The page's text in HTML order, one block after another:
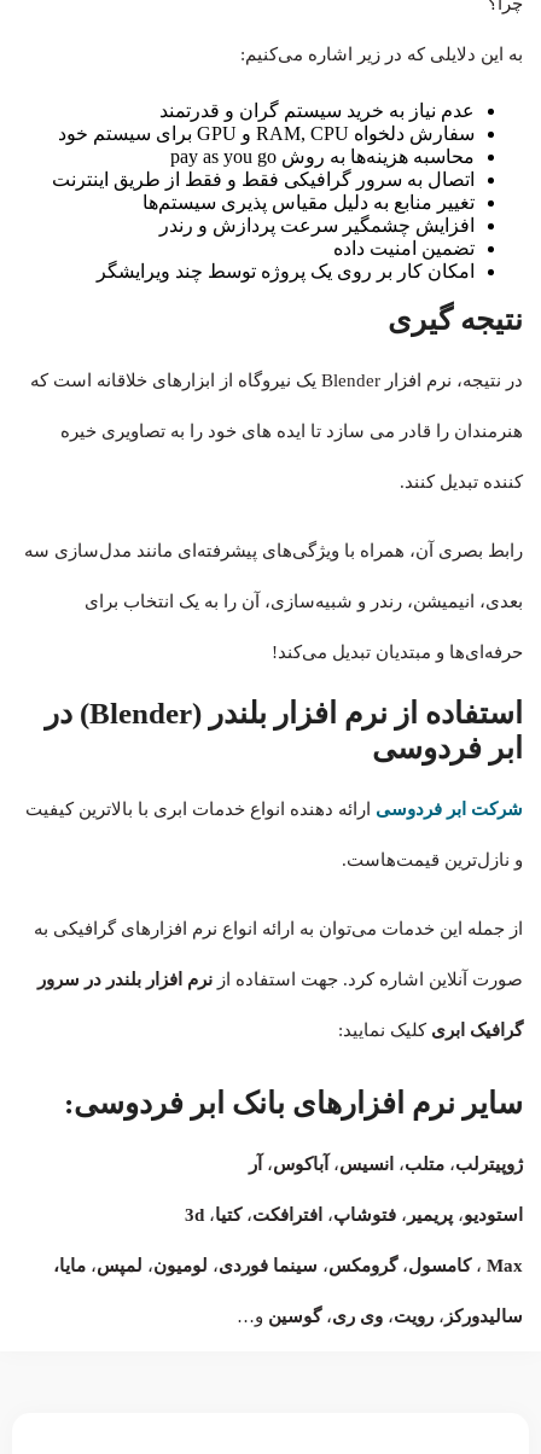
به این دلایلی که در زیر اشاره می‌کنیم:
عدم نیاز به خرید سیستم گران و قدرتمند
سفارش دلخواه RAM, CPU و GPU برای سیستم خود
محاسبه هزینه‌ها به روش pay as you go
اتصال به سرور گرافیکی فقط و فقط از طریق اینترنت
تغییر منابع به دلیل مقیاس پذیری سیستم‌ها
افزایش چشمگیر سرعت پردازش و رندر
تضمین امنیت داده
امکان کار بر روی یک پروژه توسط چند ویرایشگر
نتیجه گیری
در نتیجه، نرم افزار Blender یک نیروگاه از ابزارهای خلاقانه است که
هنرمندان را قادر می سازد تا ایده های خود را به تصاویری خیره
کننده تبدیل کنند.
رابط بصری آن، همراه با ویژگی‌های پیشرفته‌ای مانند مدل‌سازی سه
بعدی، انیمیشن، رندر و شبیه‌سازی، آن را به یک انتخاب برای
حرفه‌ای‌ها و مبتدیان تبدیل می‌کند!
استفاده از نرم افزار بلندر (Blender) در
ابر فردوسی
شرکت ابر فردوسی ارائه دهنده انواع خدمات ابری با بالاترین کیفیت
و نازل‌ترین قیمت‌هاست.
از جمله این خدمات می‌توان به ارائه انواع نرم افزارهای گرافیکی به
صورت آنلاین اشاره کرد. جهت استفاده از نرم افزار بلندر در سرور
گرافیک ابری کلیک نمایید:
سایر نرم افزارهای بانک ابر فردوسی:
ژوپیترلب، متلب، انسیس، آباکوس، آر
استودیو، پریمیر ، فتوشاپ، افترافکت،کتیا، 3d
Max ،کامسول،گرومکس، سینما فوردی، لومیون، لمپس، مایا،
سالیدورکز ، رویت، وی ری،گوسین و…